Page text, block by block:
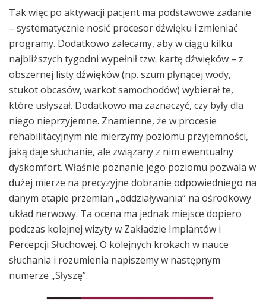
Tak więc po aktywacji pacjent ma podstawowe zadanie
– systematycznie nosić procesor dźwięku i zmieniać
programy. Dodatkowo zalecamy, aby w ciągu kilku
najbliższych tygodni wypełnił tzw. kartę dźwięków – z
obszernej listy dźwięków (np. szum płynącej wody,
stukot obcasów, warkot samochodów) wybierał te,
które usłyszał. Dodatkowo ma zaznaczyć, czy były dla
niego nieprzyjemne. Znamienne, że w procesie
rehabilitacyjnym nie mierzymy poziomu przyjemności,
jaką daje słuchanie, ale związany z nim ewentualny
dyskomfort. Właśnie poznanie jego poziomu pozwala w
dużej mierze na precyzyjne dobranie odpowiedniego na
danym etapie przemian „oddziaływania” na ośrodkowy
układ nerwowy. Ta ocena ma jednak miejsce dopiero
podczas kolejnej wizyty w Zakładzie Implantów i
Percepcji Słuchowej. O kolejnych krokach w nauce
słuchania i rozumienia napiszemy w następnym
numerze „Słyszę”.